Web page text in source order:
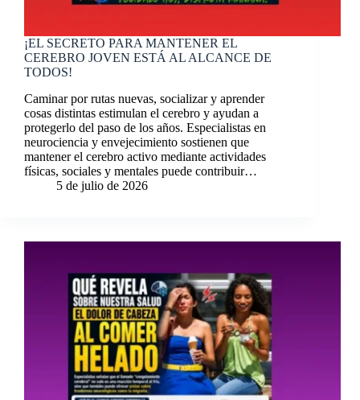
¡EL SECRETO PARA MANTENER EL
CEREBRO JOVEN ESTÁ AL ALCANCE DE
TODOS!
Caminar por rutas nuevas, socializar y aprender
cosas distintas estimulan el cerebro y ayudan a
protegerlo del paso de los años. Especialistas en
neurociencia y envejecimiento sostienen que
mantener el cerebro activo mediante actividades
físicas, sociales y mentales puede contribuir…
5 de julio de 2026